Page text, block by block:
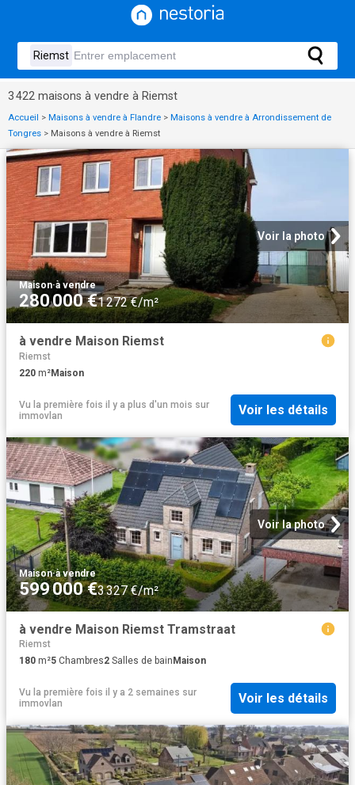
3 422 maisons à vendre à Riemst
Accueil > Maisons à vendre à Flandre > Maisons à vendre à Arrondissement de
Tongres > Maisons à vendre à Riemst
Voir la photo
Maison·à vendre
280 000 €1 272 €/m²
à vendre Maison Riemst
Riemst
220 m²Maison
Vu la première fois il y a plus d'un mois sur
immovlan
Voir les détails
Voir la photo
Maison·à vendre
599 000 €3 327 €/m²
à vendre Maison Riemst Tramstraat
Riemst
180 m²5 Chambres2 Salles de bain Maison
Vu la première fois il y a 2 semaines sur
immovlan
Voir les détails